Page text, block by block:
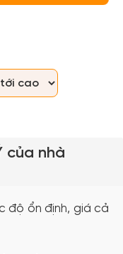
của nhà
độ ổn định, giá cả